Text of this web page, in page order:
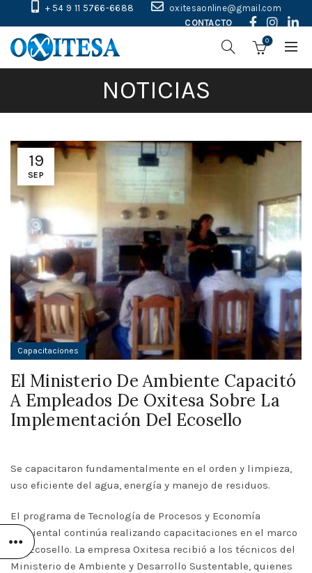
+ 54 9 11 5766-6688
oxitesaonline@gmail.com
CONTACTO
0
NOTICIAS
19
SEP
Capacitaciones
El Ministerio De Ambiente Capacitó
A Empleados De Oxitesa Sobre La
Implementación Del Ecosello
Se capacitaron fundamentalmente en el orden y limpieza,
uso eficiente del agua, energía y manejo de residuos.
El programa de Tecnología de Procesos y Economía
Ambiental continúa realizando capacitaciones en el marco
del Ecosello. La empresa Oxitesa recibió a los técnicos del
Ministerio de Ambiente y Desarrollo Sustentable, quienes